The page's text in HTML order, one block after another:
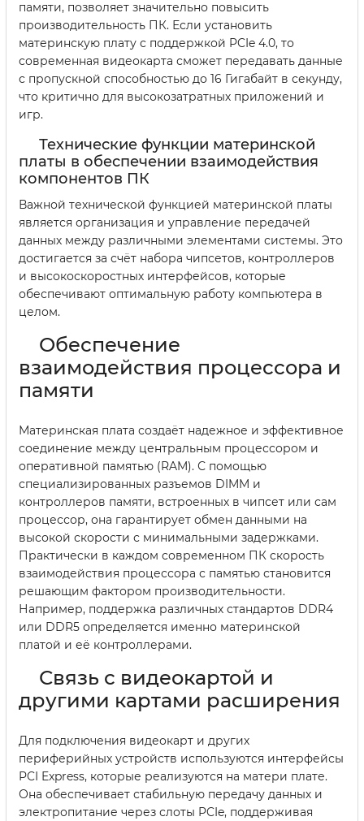
памяти, позволяет значительно повысить
производительность ПК. Если установить
материнскую плату с поддержкой PCIe 4.0, то
современная видеокарта сможет передавать данные
с пропускной способностью до 16 Гигабайт в секунду,
что критично для высокозатратных приложений и
игр.
Технические функции материнской
платы в обеспечении взаимодействия
компонентов ПК
Важной технической функцией материнской платы
является организация и управление передачей
данных между различными элементами системы. Это
достигается за счёт набора чипсетов, контроллеров
и высокоскоростных интерфейсов, которые
обеспечивают оптимальную работу компьютера в
целом.
Обеспечение
взаимодействия процессора и
памяти
Материнская плата создаёт надежное и эффективное
соединение между центральным процессором и
оперативной памятью (RAM). С помощью
специализированных разъемов DIMM и
контроллеров памяти, встроенных в чипсет или сам
процессор, она гарантирует обмен данными на
высокой скорости с минимальными задержками.
Практически в каждом современном ПК скорость
взаимодействия процессора с памятью становится
решающим фактором производительности.
Например, поддержка различных стандартов DDR4
или DDR5 определяется именно материнской
платой и её контроллерами.
Связь с видеокартой и
другими картами расширения
Для подключения видеокарт и других
периферийных устройств используются интерфейсы
PCI Express, которые реализуются на матери плате.
Она обеспечивает стабильную передачу данных и
электропитание через слоты PCIe, поддерживая